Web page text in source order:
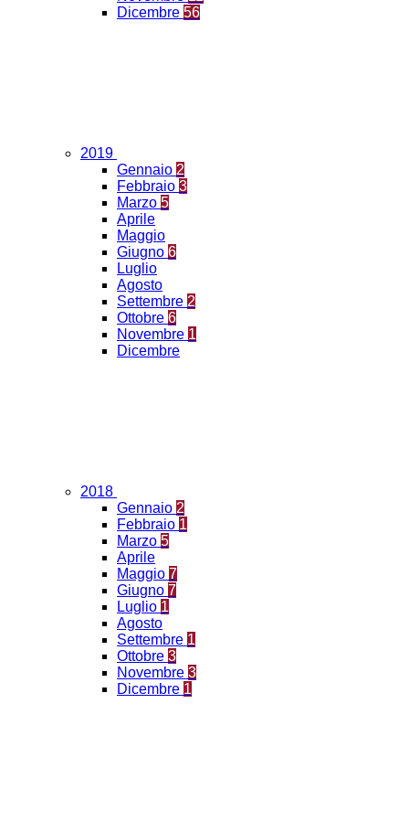
Dicembre 56
2019
Gennaio 2
Febbraio 3
Marzo 5
Aprile
Maggio
Giugno 6
Luglio
Agosto
Settembre 2
Ottobre 6
Novembre 1
Dicembre
2018
Gennaio 2
Febbraio 1
Marzo 5
Aprile
Maggio 7
Giugno 7
Luglio 1
Agosto
Settembre 1
Ottobre 3
Novembre 3
Dicembre 1